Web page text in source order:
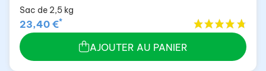
Sac de 2,5 kg
23,40 €*
AJOUTER AU PANIER